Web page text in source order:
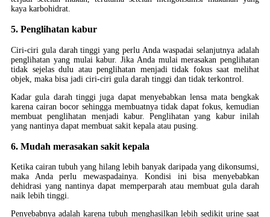
kaya karbohidrat.
5. Penglihatan kabur
Ciri-ciri gula darah tinggi yang perlu Anda waspadai selanjutnya adalah
penglihatan yang mulai kabur. Jika Anda mulai merasakan penglihatan
tidak sejelas dulu atau penglihatan menjadi tidak fokus saat melihat
objek, maka bisa jadi ciri-ciri gula darah tinggi dan tidak terkontrol.
Kadar gula darah tinggi juga dapat menyebabkan lensa mata bengkak
karena cairan bocor sehingga membuatnya tidak dapat fokus, kemudian
membuat penglihatan menjadi kabur. Penglihatan yang kabur inilah
yang nantinya dapat membuat sakit kepala atau pusing.
6. Mudah merasakan sakit kepala
Ketika cairan tubuh yang hilang lebih banyak daripada yang dikonsumsi,
maka Anda perlu mewaspadainya. Kondisi ini bisa menyebabkan
dehidrasi yang nantinya dapat memperparah atau membuat gula darah
naik lebih tinggi.
Penyebabnya adalah karena tubuh menghasilkan lebih sedikit urine saat